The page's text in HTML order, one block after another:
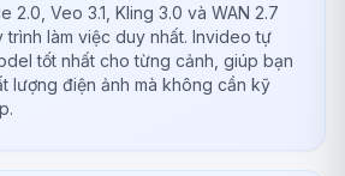
2.0, Veo 3.1, Kling 3.0 và WAN 2.7
trình làm việc duy nhất. Invideo tự
tốt nhất cho từng cảnh, giúp bạn
lượng điện ảnh mà không cần kỹ